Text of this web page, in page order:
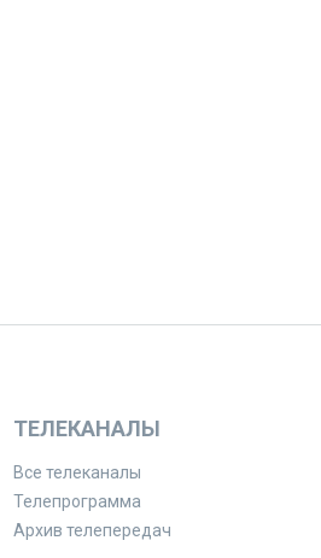
ТЕЛЕКАНАЛЫ
Все телеканалы
Телепрограмма
Архив телепередач